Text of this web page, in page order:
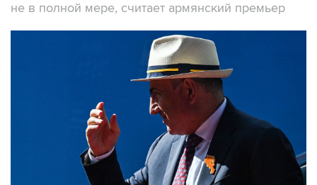
не в полной мере, считает армянский премьер